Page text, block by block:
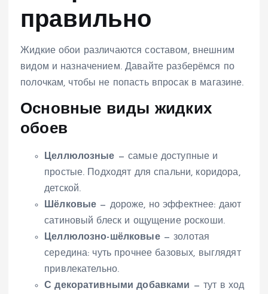
правильно
Жидкие обои различаются составом, внешним
видом и назначением. Давайте разберёмся по
полочкам, чтобы не попасть впросак в магазине.
Основные виды жидких
обоев
Целлюлозные — самые доступные и
простые. Подходят для спальни, коридора,
детской.
Шёлковые — дороже, но эффектнее: дают
сатиновый блеск и ощущение роскоши.
Целлюлозно-шёлковые— золотая
середина: чуть прочнее базовых, выглядят
привлекательно.
С декоративными добавками — тут в ход